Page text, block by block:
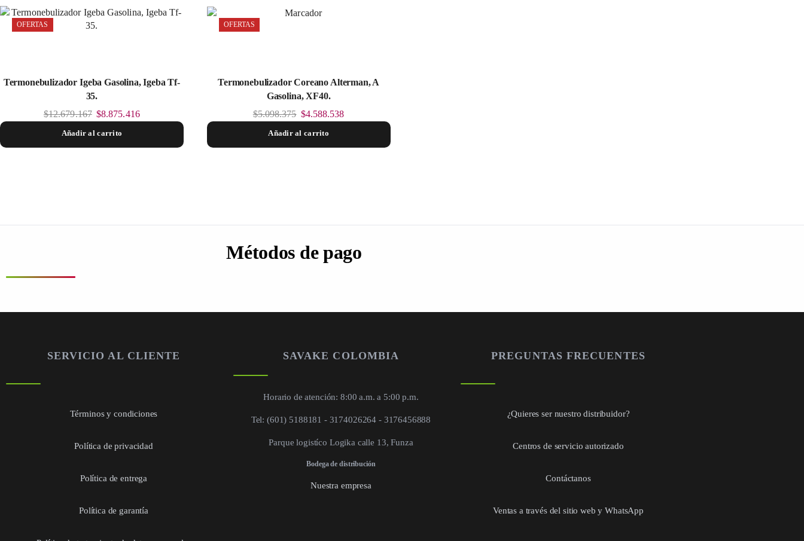
OFERTAS
Termonebulizador Igeba Gasolina, Igeba Tf-
35.
$12.679.167 $8.875.416
Añadir al carrito
OFERTAS
Termonebulizador Coreano Alterman, A
Gasolina, XF40.
$5.098.375 $4.588.538
Añadir al carrito
Métodos de pago
SERVICIO AL CLIENTE
Términos y condiciones
Política de privacidad
Política de entrega
Política de garantía
SAVAKE COLOMBIA
Horario de atención: 8:00 a.m. a 5:00 p.m.
Tel: (601) 5188181 - 3174026264 - 3176456888
Parque logistíco Logika calle 13, Funza
Bodega de distribución
Nuestra empresa
PREGUNTAS FRECUENTES
¿Quieres ser nuestro distribuidor?
Centros de servicio autorizado
Contáctanos
Ventas a través del sitio web y WhatsApp